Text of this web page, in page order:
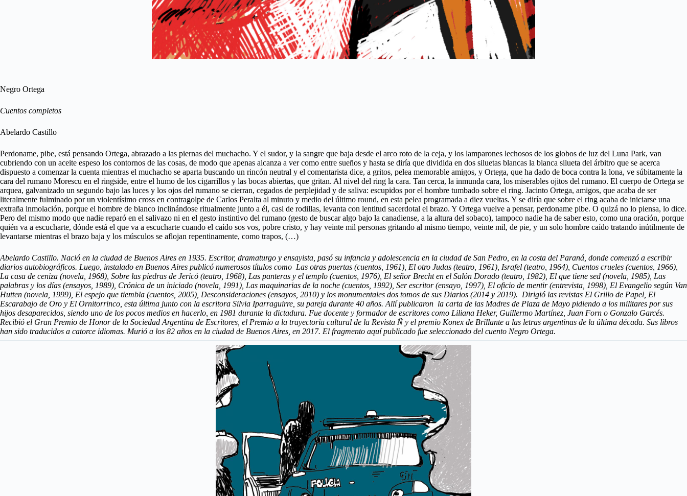
Negro Ortega
Cuentos completos
Abelardo Castillo
Perdoname, pibe, está pensando Ortega, abrazado a las piernas del muchacho. Y el sudor, y la sangre que baja desde el arco roto de la ceja, y los lamparones lechosos de los globos de luz del Luna Park, van
cubriendo con un aceite espeso los contornos de las cosas, de modo que apenas alcanza a ver como entre sueños y hasta se diría que dividida en dos siluetas blancas la blanca silueta del árbitro que se acerca
dispuesto a comenzar la cuenta mientras el muchacho se aparta buscando un rincón neutral y el comentarista dice, a gritos, pelea memorable amigos, y Ortega, que ha dado de boca contra la lona, ve súbitamente la
cara del rumano Morescu en el ringside, entre el humo de los cigarrillos y las bocas abiertas, que gritan. Al nivel del ring la cara. Tan cerca, la inmunda cara, los miserables ojitos del rumano. El cuerpo de Ortega se
arquea, galvanizado un segundo bajo las luces y los ojos del rumano se cierran, cegados de perplejidad y de saliva: escupidos por el hombre tumbado sobre el ring. Jacinto Ortega, amigos, que acaba de ser
literalmente fulminado por un violentísimo cross en contragolpe de Carlos Peralta al minuto y medio del último round, en esta pelea programada a diez vueltas. Y se diría que sobre el ring acaba de iniciarse una
extraña inmolación, porque el hombre de blanco inclinándose ritualmente junto a él, casi de rodillas, levanta con lentitud sacerdotal el brazo. Y Ortega vuelve a pensar, perdoname pibe. O quizá no lo piensa, lo dice.
Pero del mismo modo que nadie reparó en el salivazo ni en el gesto instintivo del rumano (gesto de buscar algo bajo la canadiense, a la altura del sobaco), tampoco nadie ha de saber esto, como una oración, porque
quién va a escucharte, dónde está el que va a escucharte cuando el caído sos vos, pobre cristo, y hay veinte mil personas gritando al mismo tiempo, veinte mil, de pie, y un solo hombre caído tratando inútilmente de
levantarse mientras el brazo baja y los músculos se aflojan repentinamente, como trapos, (…)
Abelardo Castillo. Nació en la ciudad de Buenos Aires en 1935. Escritor, dramaturgo y ensayista, pasó su infancia y adolescencia en la ciudad de San Pedro, en la costa del Paraná, donde comenzó a escribir
diarios autobiográficos. Luego, instalado en Buenos Aires publicó numerosos títulos como Las otras puertas (cuentos, 1961), El otro Judas (teatro, 1961), Israfel (teatro, 1964), Cuentos crueles (cuentos, 1966),
La casa de ceniza (novela, 1968), Sobre las piedras de Jericó (teatro, 1968), Las panteras y el templo (cuentos, 1976), El señor Brecht en el Salón Dorado (teatro, 1982), El que tiene sed (novela, 1985), Las
palabras y los días (ensayos, 1989), Crónica de un iniciado (novela, 1991), Las maquinarias de la noche (cuentos, 1992), Ser escritor (ensayo, 1997), El oficio de mentir (entrevista, 1998), El Evangelio según Van
Hutten (novela, 1999), El espejo que tiembla (cuentos, 2005), Desconsideraciones (ensayos, 2010) y los monumentales dos tomos de sus Diarios (2014 y 2019). Dirigió las revistas El Grillo de Papel, El
Escarabajo de Oro y El Ornitorrinco, esta última junto con la escritora Silvia Iparraguirre, su pareja durante 40 años. Allí publicaron la carta de las Madres de Plaza de Mayo pidiendo a los militares por sus
hijos desaparecidos, siendo uno de los pocos medios en hacerlo, en 1981 durante la dictadura. Fue docente y formador de escritores como Liliana Heker, Guillermo Martínez, Juan Forn o Gonzalo Garcés.
Recibió el Gran Premio de Honor de la Sociedad Argentina de Escritores, el Premio a la trayectoria cultural de la Revista Ñ y el premio Konex de Brillante a las letras argentinas de la última década. Sus libros
han sido traducidos a catorce idiomas. Murió a los 82 años en la ciudad de Buenos Aires, en 2017. El fragmento aquí publicado fue seleccionado del cuento Negro Ortega.